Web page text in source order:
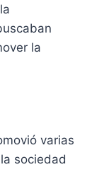
la
varias
sociedad